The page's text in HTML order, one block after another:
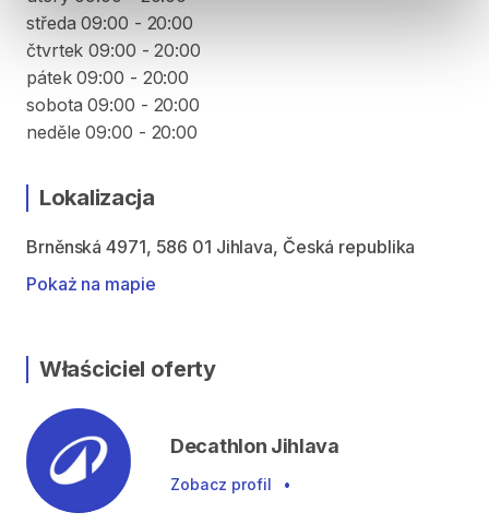
středa 09:00 - 20:00
čtvrtek 09:00 - 20:00
pátek 09:00 - 20:00
sobota 09:00 - 20:00
neděle 09:00 - 20:00
Lokalizacja
Brněnská 4971, 586 01 Jihlava, Česká republika
Pokaż na mapie
Właściciel oferty
Decathlon Jihlava
Zobacz profil •